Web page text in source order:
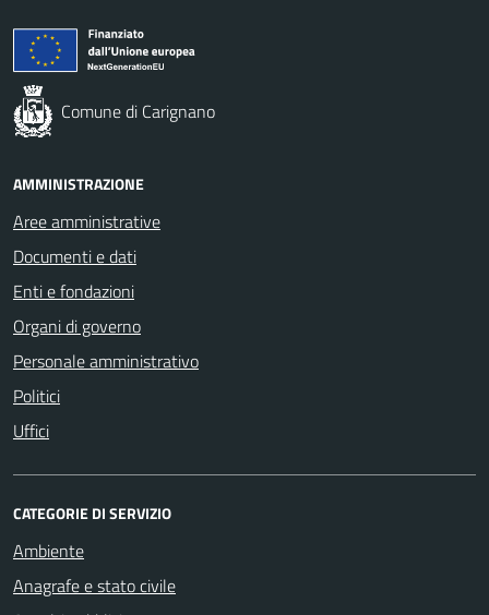
Comune di Carignano
AMMINISTRAZIONE
Aree amministrative
Documenti e dati
Enti e fondazioni
Organi di governo
Personale amministrativo
Politici
Uffici
CATEGORIE DI SERVIZIO
Ambiente
Anagrafe e stato civile